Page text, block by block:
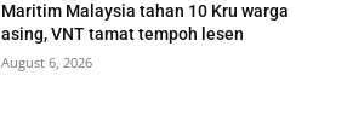
Maritim Malaysia tahan 10 Kru warga
asing, VNT tamat tempoh lesen
August 6, 2026